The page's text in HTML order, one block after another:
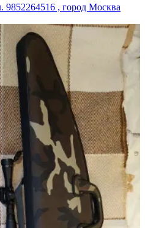
9852264516 , город Москва